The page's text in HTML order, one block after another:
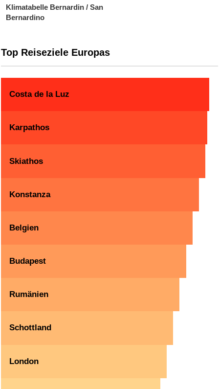
Klimatabelle Bernardin / San
Bernardino
Top Reiseziele Europas
Costa de la Luz
Karpathos
Skiathos
Konstanza
Belgien
Budapest
Rumänien
Schottland
London